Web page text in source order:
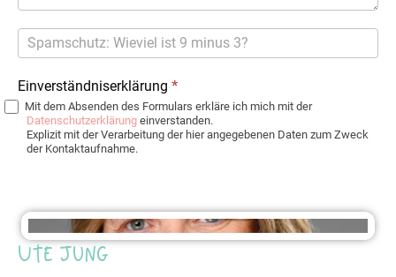
Einverständniserklärung *
Mit dem Absenden des Formulars erkläre ich mich mit der
Datenschutzerklärung einverstanden.
Explizit mit der Verarbeitung der hier angegebenen Daten zum Zweck
der Kontaktaufnahme.
Ute Jung